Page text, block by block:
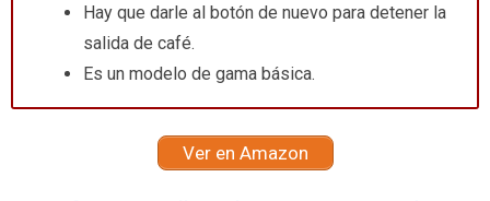
Hay que darle al botón de nuevo para detener la
salida de café.
Es un modelo de gama básica.
Ver en Amazon